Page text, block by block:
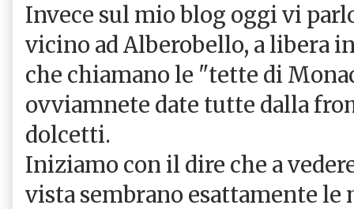
Invece sul mio blog oggi vi
vicino ad Alberobello, a libera
che chiamano le "tette di
ovviamnete date tutte dalla
dolcetti.
Iniziamo con il dire che a
vista sembrano esattamente le